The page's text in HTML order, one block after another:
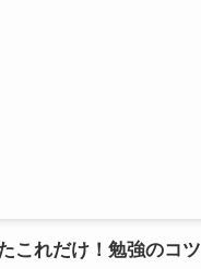
これだけ！勉強のコツ